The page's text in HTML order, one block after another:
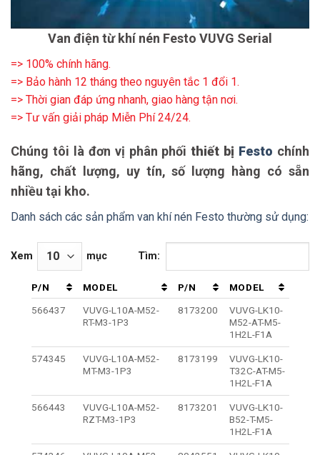
Van điện từ khí nén Festo VUVG Serial
=> 100% chính hãng.
=> Bảo hành 12 tháng theo nguyên tắc 1 đổi 1.
=> Thời gian đáp ứng nhanh, giao hàng tận nơi.
=> Tư vấn giải pháp Miễn Phí 24/24.
Chúng tôi là đơn vị phân phốithiết bị Festo chính
hãng, chất lượng, uy tín, số lượng hàng có sẵn
nhiều tại kho.
Danh sách các sản phẩm van khí nén Festo thường sử dụng:
Xem mục Tìm:
P/N MODEL P/N
MODEL
566437
VUVG-L10A-M52-
RT-M3-1P3
8173200
VUVG-LK10-
M52-AT-M5-
1H2L-F1A
574345
VUVG-L10A-M52-
MT-M3-1P3
8173199
VUVG-LK10-
T32C-AT-M5-
1H2L-F1A
566443
VUVG-L10A-M52-
RZT-M3-1P3
8173201
VUVG-LK10-
B52-T-M5-
1H2L-F1A